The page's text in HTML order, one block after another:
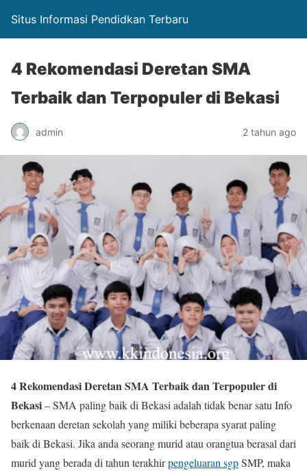
Situs Informasi Pendidkan Terbaru
4 Rekomendasi Deretan SMA
Terbaik dan Terpopuler di Bekasi
admin 2 tahun ago
4 Rekomendasi Deretan SMA Terbaik dan Terpopuler di
Bekasi– SMA paling baik di Bekasi adalah tidak benar satu Info
berkenaan deretan sekolah yang miliki beberapa syarat paling
baik di Bekasi. Jika anda seorang murid atau orangtua berasal dari
murid yang berada di tahun terakhirpengeluaran sgpSMP, maka